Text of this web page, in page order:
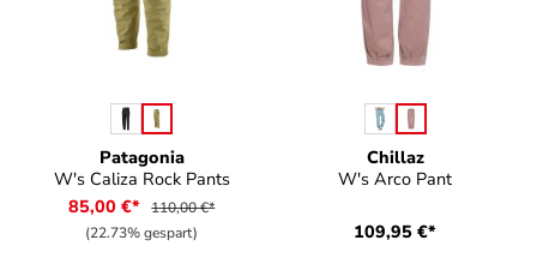
Patagonia
W's Caliza Rock Pants
auswählen
85,00 €* 110,00 €*
(22.73% gespart)
Chillaz
W's Arco Pant
Farbe auswählen
109,95 €*